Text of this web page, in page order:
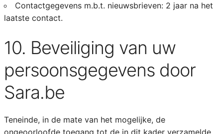
Contactgegevens m.b.t. nieuwsbrieven: 2 jaar na het
laatste contact.
10. Beveiliging van uw
persoonsgegevens door
Sara.be
Teneinde, in de mate van het mogelijke, de
ongeoorloofde toegang tot de in dit kader verzamelde